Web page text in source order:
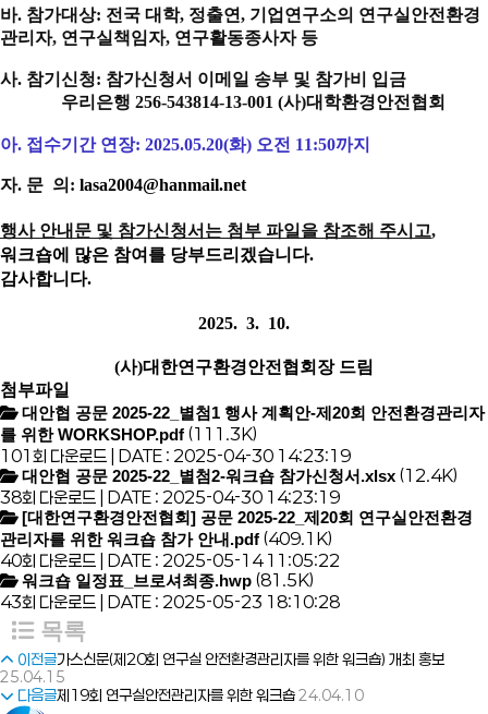
바. 참가대상: 전국 대학, 정출연, 기업연구소의 연구실안전환경
관리자, 연구실책임자, 연구활동종사자 등
사. 참기신청: 참가신청서 이메일 송부 및 참가비 입금
우리은행 256-543814-13-001 (사)대학환경안전협회
아. 접수기간 연장: 2025.05.20(화) 오전 11:50까지
자. 문 의 : lasa2004@hanmail.net
행사 안내문 및 참가신청서는 첨부 파일을 참조해 주시고,
워크숍에 많은 참여를 당부드리겠습니다.
감사합니다.
2025. 3. 10.
(사)대한연구환경안전협회장 드림
첨부파일
대안협 공문 2025-22_별첨1 행사 계획안-제20회 안전환경관리자
를 위한 WORKSHOP.pdf (111.3K)
101회 다운로드 | DATE : 2025-04-30 14:23:19
대안협 공문 2025-22_별첨2-워크숍 참가신청서.xlsx (12.4K)
38회 다운로드 | DATE : 2025-04-30 14:23:19
[대한연구환경안전협회] 공문 2025-22_제20회 연구실안전환경
관리자를 위한 워크숍 참가 안내.pdf (409.1K)
40회 다운로드 | DATE : 2025-05-14 11:05:22
워크숍 일정표_브로셔최종.hwp (81.5K)
43회 다운로드 | DATE : 2025-05-23 18:10:28
목록
이전글가스신문(제20회 연구실 안전환경관리자를 위한 워크숍) 개최 홍보
25.04.15
다음글제19회 연구실안전관리자를 위한 워크숍24.04.10